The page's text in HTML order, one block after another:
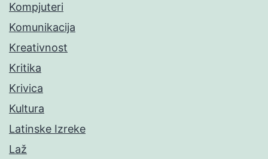
Kompjuteri
Komunikacija
Kreativnost
Kritika
Krivica
Kultura
Latinske Izreke
Laž